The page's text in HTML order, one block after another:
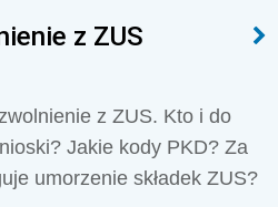
z ZUS
z ZUS. Kto i do
Jakie kody PKD? Za
umorzenie składek ZUS?